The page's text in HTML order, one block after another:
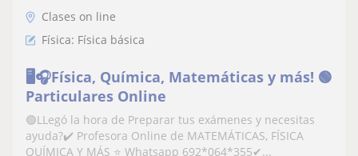
Clases on line
Física: Física básica
🖥️🎧Física, Química, Matemáticas y más! 🟢
Particulares Online
🟢LLegó la hora de Preparar tus exámenes y necesitas
ayuda?✔️ Profesora Online de MATEMÁTICAS, FÍSICA
QUÍMICA Y MÁS ⭐ Whatsapp 692*064*355✔...